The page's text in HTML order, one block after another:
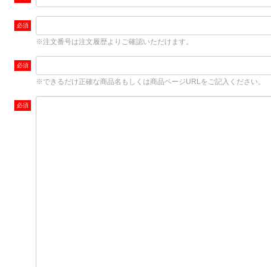
※注文番号は注文履歴よりご確認いただけます。
※できるだけ正確な商品名もしくは商品ページURLをご記入ください。